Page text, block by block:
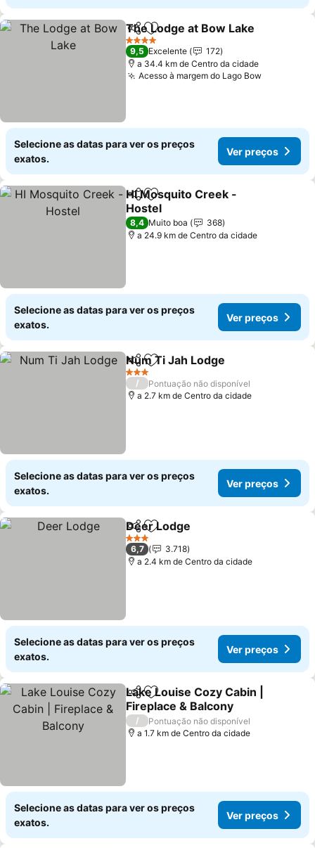
PartilharAdicionar aos favoritos
The Lodge at Bow Lake
4 Estrelas
9,5 Excelente
172
a 34.4 km de Centro da cidade
Acesso à margem do Lago BowVer
Selecione as datas para ver os preços
exatos.
Ver preços
PartilharAdicionar aos favoritos
HI Mosquito Creek -
Hostel
Ver preços
8,4 Muito boa
368
a 24.9 km de Centro da cidade
Selecione as datas para ver os preços
exatos.
Ver preços
PartilharAdicionar aos favoritos
Num Ti Jah Lodge
3 Estrelas
/
Pontuação não disponível
a 2.7 km de Centro da cidade
Selecione as datas para ver os preços
exatos.
Ver preços
PartilharAdicionar aos favoritos
Deer Lodge
3 Estrelas
6,7
3.718
a 2.4 km de Centro da cidade
Selecione as datas para ver os preços
exatos.
Ver preços
PartilharAdicionar aos favoritos
Lake Louise Cozy Cabin |
Fireplace & Balcony
Ver preços
/
Pontuação não disponível
a 1.7 km de Centro da cidade
Selecione as datas para ver os preços
exatos.
Ver preços